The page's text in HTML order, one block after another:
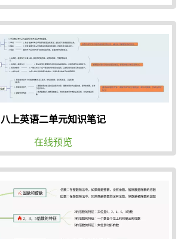
八上英语二单元知识笔记
在线预览